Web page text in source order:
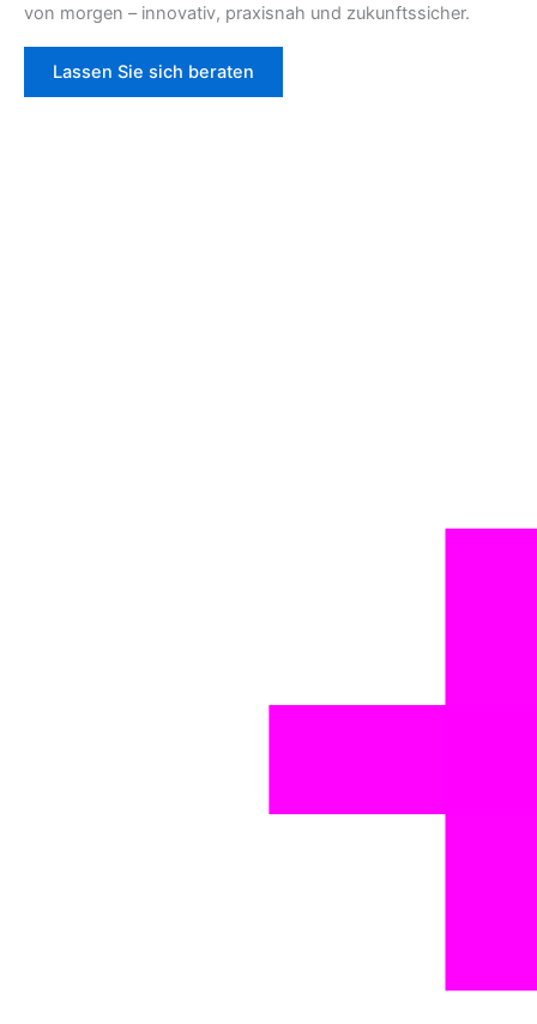
von morgen – innovativ, praxisnah und zukunftssicher.
Lassen Sie sich beraten